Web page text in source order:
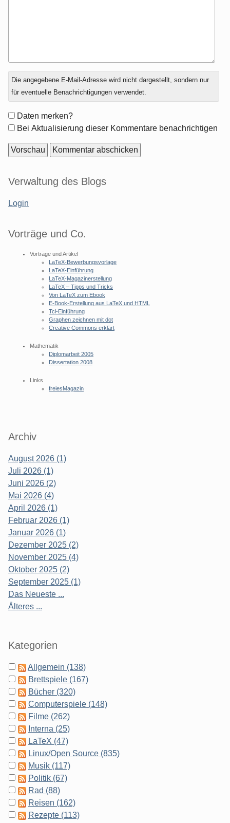
Antwort
zu
Die angegebene E-Mail-Adresse wird nicht dargestellt, sondern nur
für eventuelle Benachrichtigungen verwendet.
Formular-
Optionen
Daten merken?
Bei Aktualisierung dieser Kommentare benachrichtigen
Seitenleiste
Verwaltung des Blogs
Login
Vorträge und Co.
Vorträge und Artikel
LaTeX-Bewerbungsvorlage
LaTeX-Einführung
LaTeX-Magazinerstellung
LaTeX – Tipps und Tricks
Von LaTeX zum Ebook
E-Book-Erstellung aus LaTeX und HTML
Tcl-Einführung
Graphen zeichnen mit dot
Creative Commons erklärt
Mathematik
Diplomarbeit 2005
Dissertation 2008
Links
freiesMagazin
Archiv
August 2026 (1)
Juli 2026 (1)
Juni 2026 (2)
Mai 2026 (4)
April 2026 (1)
Februar 2026 (1)
Januar 2026 (1)
Dezember 2025 (2)
November 2025 (4)
Oktober 2025 (2)
September 2025 (1)
Das Neueste ...
Älteres ...
Kategorien
Allgemein (138)
Brettspiele (167)
Bücher (320)
Computerspiele (148)
Filme (262)
Interna (25)
LaTeX (47)
Linux/Open Source (835)
Musik (117)
Politik (67)
Rad (88)
Reisen (162)
Rezepte (113)